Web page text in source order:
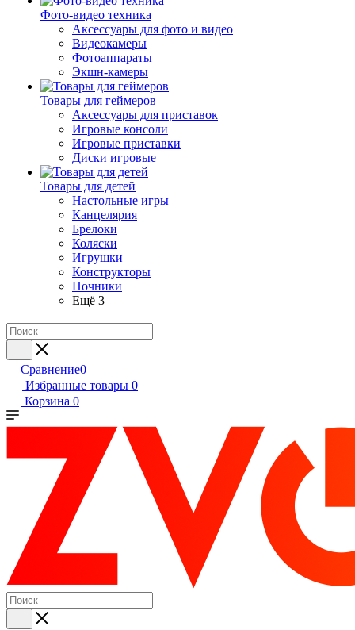
Фото-видео техника
Аксессуары для фото и видео
Видеокамеры
Фотоаппараты
Экшн-камеры
Товары для геймеров
Аксессуары для приставок
Игровые консоли
Игровые приставки
Диски игровые
Товары для детей
Настольные игры
Канцелярия
Брелоки
Коляски
Игрушки
Конструкторы
Ночники
Ещё 3
Сравнение0
Избранные товары 0
Корзина 0